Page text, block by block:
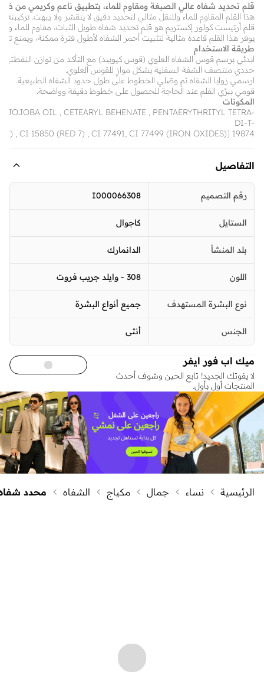
قلم تحديد شفاه عالي الصبغة ومقاوم للماء، بتطبيق ناعم وكريمي من
هذا القلم المقاوم للماء وللنقل مثالي لتحديد دقيق لا يتقشر ولا يبهت.
قلم أرتيست كولور إكستريم هو قلم تحديد شفاه طويل الثبات، مقاوم للماء
يوفر هذا القلم قاعدة مثالية لتثبيت أحمر الشفاه لأطول فترة ممكنة، ويمنع
طريقة الاستخدام
ابدئي برسم قوس الشفاه العلوي (قوس كيوبيد) مع التأكد من توازن النقطتين.
حددي منتصف الشفة السفلية بشكل موازٍ للقوس العلوي.
ارسمي زوايا الشفاه ثم وصّلي الخطوط على طول حدود الشفاه الطبيعية.
قومي ببرْي القلم عند الحاجة للحصول على خطوط دقيقة وواضحة.
المكونات
OIL , CETEARYL BEHENATE , PENTAERYTHRITYL TETRA-
DI-T-
, CI 15850 (RED 7) , CI 77491, CI 77499 (IRON OXIDES)] 19874
التفاصيل
رقم التصميم I000066308
الستايل كاجوال
بلد المنشأ الدانمارك
اللون 308 - وايلد جريب فروت
نوع البشرة المستهدف جميع أنواع البشرة
الجنس أنثى
ميك اب فور ايفر
لا يفوتك الجديد! تابع الحين وشوف أحدث
المنتجات أول بأول.
الرئيسية نساء جمال مكياج الشفاه محدد